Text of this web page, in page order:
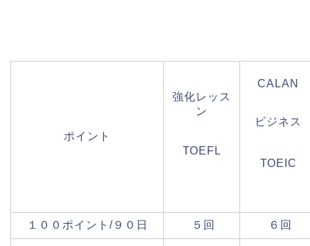
ポイント
強化レッス
ン
TOEFL
CALAN
ビジネス
TOEIC
１００ポイント/９０日 ５回 ６回